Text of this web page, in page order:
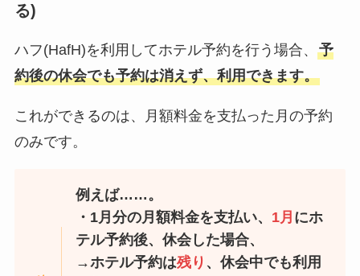
る)
ハフ(HafH)を利用してホテル予約を行う場合、 予
約後の休会でも予約は消えず、利用できます。
これができるのは、月額料金を支払った月の予約
のみです。
例えば……。
・1月分の月額料金を支払い、 1月 にホ
テル予約後、休会した場合、
→ホテル予約は残り 、休会中でも利用